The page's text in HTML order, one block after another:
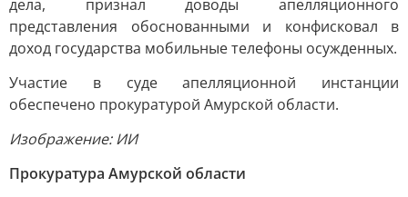
дела, признал доводы апелляционного
представления обоснованными и конфисковал в
доход государства мобильные телефоны осужденных.
Участие в суде апелляционной инстанции
обеспечено прокуратурой Амурской области.
Изображение: ИИ
Прокуратура Амурской области